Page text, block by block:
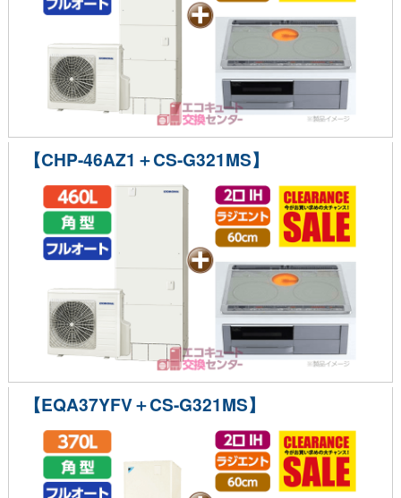
【CHP-46AZ1＋CS-G321MS】
【EQA37YFV＋CS-G321MS】